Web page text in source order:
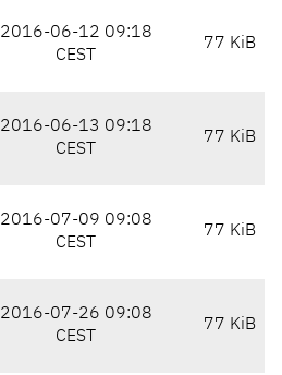
2016-06-12 09:18
CEST
77 KiB
2016-06-13 09:18
CEST
77 KiB
2016-07-09 09:08
CEST
77 KiB
2016-07-26 09:08
CEST
77 KiB